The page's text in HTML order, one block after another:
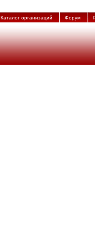
Каталог организаций Форум